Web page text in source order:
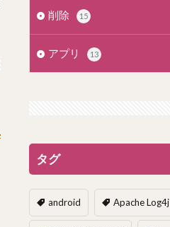
削除 15
アプリ 13
タグ
android Apache Log4j